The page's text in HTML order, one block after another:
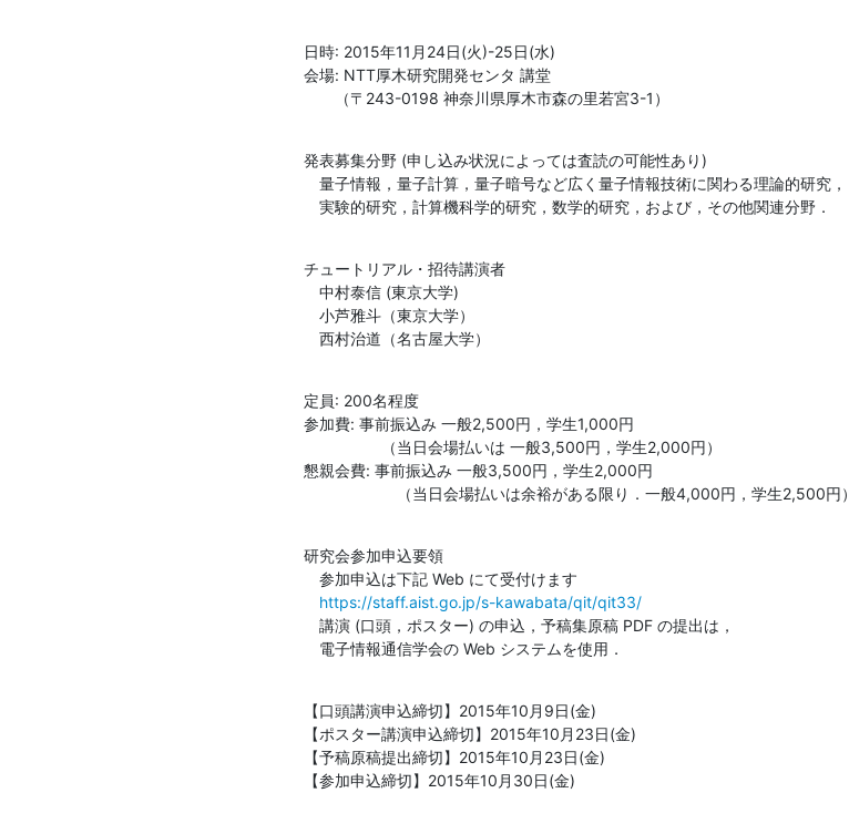
日時: 2015年11月24日(火)-25日(水)
会場: NTT厚木研究開発センタ 講堂
（〒243-0198 神奈川県厚木市森の里若宮3-1）
発表募集分野 (申し込み状況によっては査読の可能性あり)
量子情報，量子計算，量子暗号など広く量子情報技術に関わる理論的研究，
実験的研究，計算機科学的研究，数学的研究，および，その他関連分野．
チュートリアル・招待講演者
中村泰信 (東京大学)
小芦雅斗（東京大学）
西村治道（名古屋大学）
定員: 200名程度
参加費: 事前振込み 一般2,500円，学生1,000円
（当日会場払いは 一般3,500円，学生2,000円）
懇親会費: 事前振込み 一般3,500円，学生2,000円
（当日会場払いは余裕がある限り．一般4,000円，学生2,500円）
研究会参加申込要領
参加申込は下記 Web にて受付けます
https://staff.aist.go.jp/s-kawabata/qit/qit33/
講演 (口頭，ポスター) の申込，予稿集原稿 PDF の提出は，
電子情報通信学会の Web システムを使用．
【口頭講演申込締切】2015年10月9日(金)
【ポスター講演申込締切】2015年10月23日(金)
【予稿原稿提出締切】2015年10月23日(金)
【参加申込締切】2015年10月30日(金)